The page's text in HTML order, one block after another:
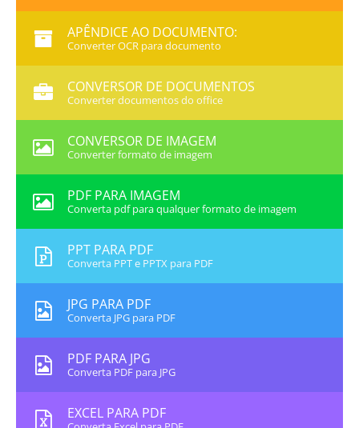
APÊNDICE AO DOCUMENTO:
Converter OCR para documento
CONVERSOR DE DOCUMENTOS
Converter documentos do office
CONVERSOR DE IMAGEM
Converter formato de imagem
PDF PARA IMAGEM
Converta pdf para qualquer formato de imagem
PPT PARA PDF
Converta PPT e PPTX para PDF
JPG PARA PDF
Converta JPG para PDF
PDF PARA JPG
Converta PDF para JPG
EXCEL PARA PDF